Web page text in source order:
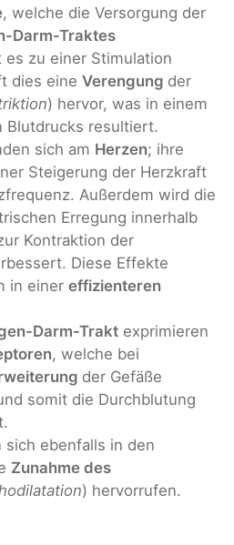
, welche die Versorgung der
Darm-Traktes
zu einer Stimulation
dies eine Verengung der
) hervor, was in einem
Blutdrucks resultiert.
sich am Herzen; ihre
Steigerung der Herzkraft
Außerdem wird die
Erregung innerhalb
Kontraktion der
Diese Effekte
in einer effizienteren
Darm-Trakt exprimieren
, welche bei
der Gefäße
somit die Durchblutung
sich ebenfalls in den
Zunahme des
) hervorrufen.